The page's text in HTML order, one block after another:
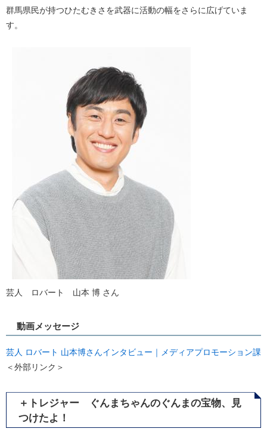
群馬県民が持つひたむきさを武器に活動の幅をさらに広げていま
す。
芸人 ロバート 山本 博 さん
動画メッセージ
芸人 ロバート 山本博さんインタビュー｜メディアプロモーション課
＜外部リンク＞
＋トレジャー ぐんまちゃんのぐんまの宝物、見
つけたよ！